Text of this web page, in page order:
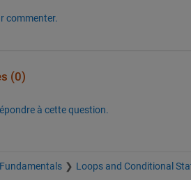
commenter.
(0)
à cette question.
Loops and Conditional